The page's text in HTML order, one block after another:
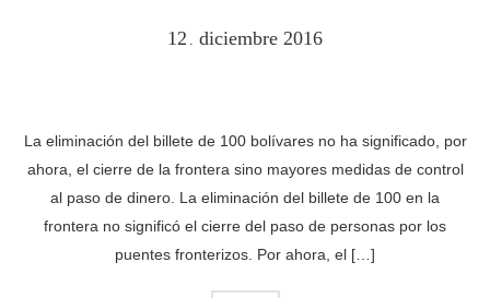
12 . diciembre 2016
La eliminación del billete de 100 bolívares no ha significado, por
ahora, el cierre de la frontera sino mayores medidas de control
al paso de dinero. La eliminación del billete de 100 en la
frontera no significó el cierre del paso de personas por los
puentes fronterizos. Por ahora, el […]